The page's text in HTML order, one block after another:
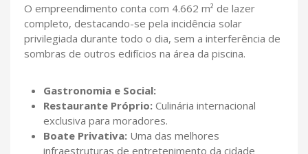
O empreendimento conta com 4.662 m² de lazer
completo, destacando-se pela incidência solar
privilegiada durante todo o dia, sem a interferência de
sombras de outros edifícios na área da piscina.
Gastronomia e Social:
Restaurante Próprio:Culinária internacional
exclusiva para moradores.
Boate Privativa:Uma das melhores
infraestruturas de entretenimento da cidade